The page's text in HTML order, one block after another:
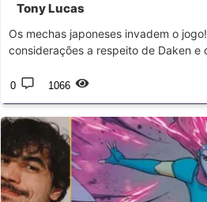
Tony Lucas
Os mechas japoneses invadem o
considerações a respeito de Daken e
0 1066